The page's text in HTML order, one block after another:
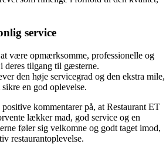
service
være opmærksomme, professionelle og
deres tilgang til gæsterne.
den høje servicegrad og den ekstra mile,
en god oplevelse.
positive kommentarer på, at Restaurant ET
lækker mad, god service og en
føler sig velkomne og godt taget imod,
restaurantoplevelse.